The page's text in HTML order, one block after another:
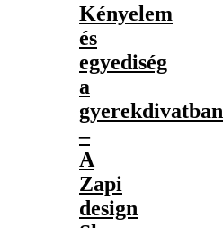
Kényelem
és
egyediség
a
gyerekdivatban
–
A
Zapi
design